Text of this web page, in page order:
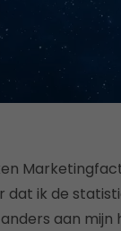
dat ik de
aan